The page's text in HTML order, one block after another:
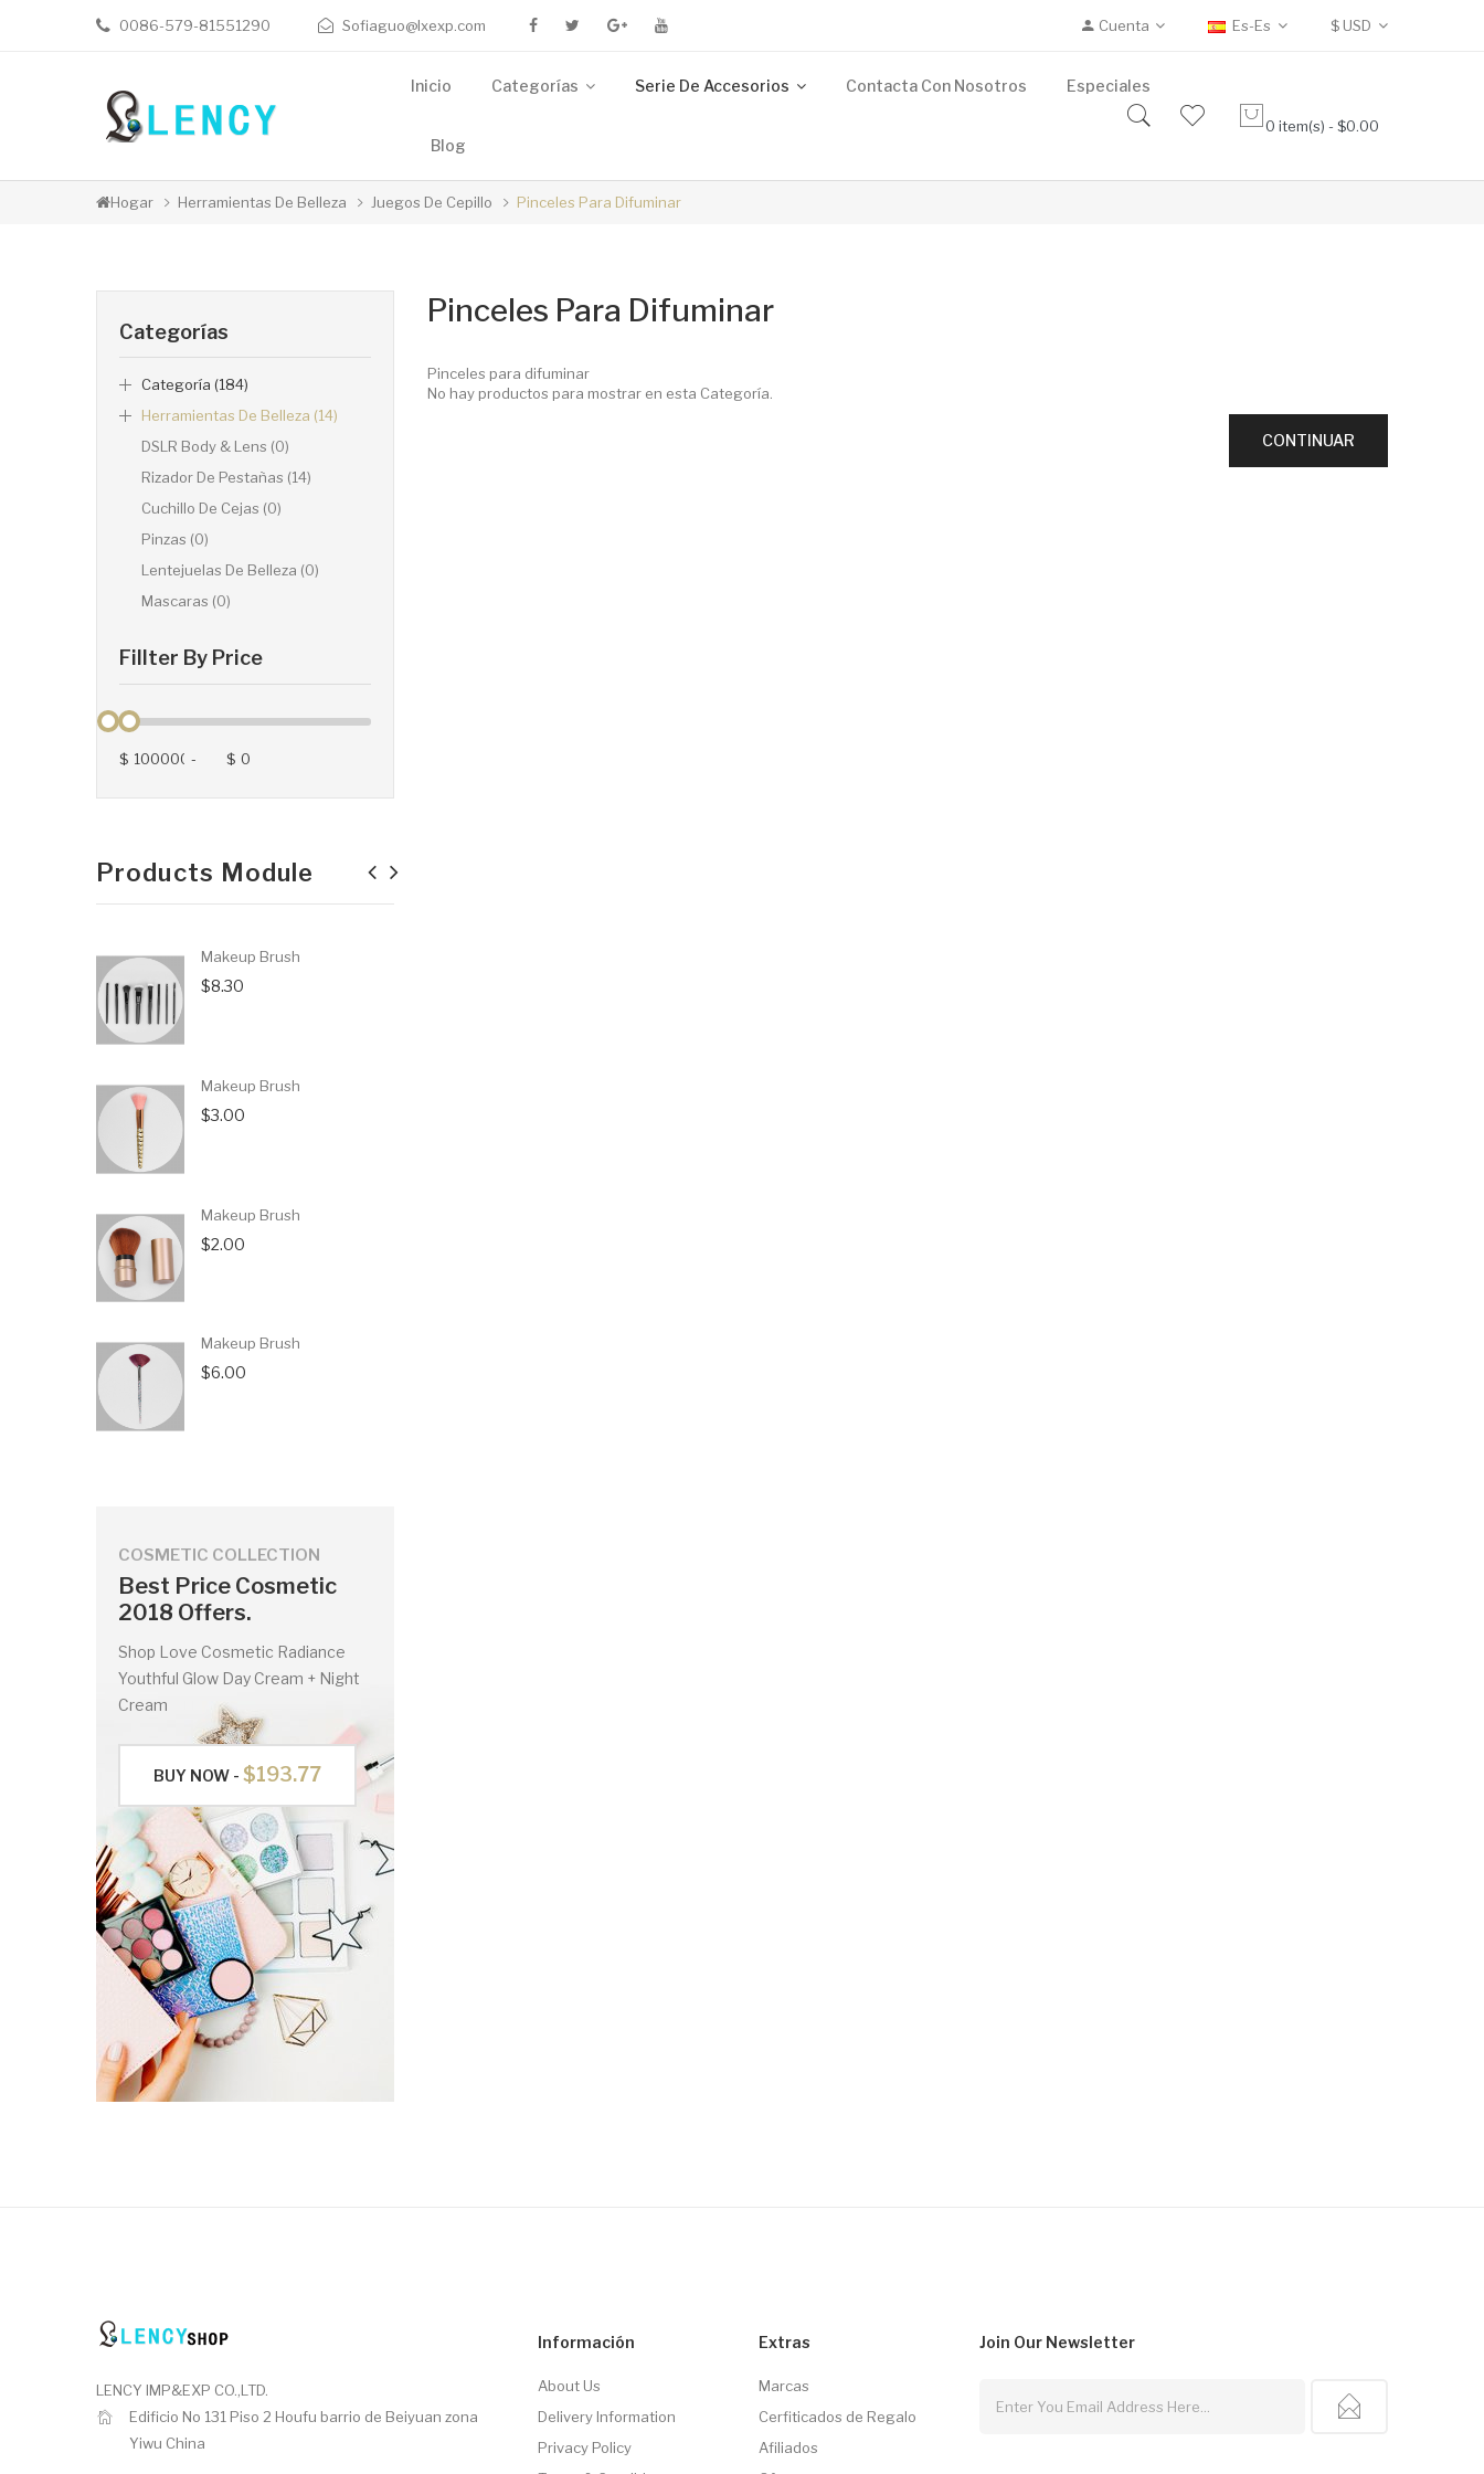
0086-579-81551290 Sofiaguo@lxexp.com Cuenta Es-Es $ USD
Inicio Categorías Serie De Accesorios Contacta Con Nosotros Especiales
Blog
0 item(s) - $0.00
Hogar Herramientas De Belleza Juegos De Cepillo Pinceles Para Difuminar
Fillter By Price
$ - $
Categorías
Categoría (184)
Herramientas De Belleza (14)
DSLR Body & Lens (0)
Rizador De Pestañas (14)
Cuchillo De Cejas (0)
Pinzas (0)
Lentejuelas De Belleza (0)
Mascaras (0)
COSMETIC COLLECTION
Best Price Cosmetic
2018 Offers.
Shop Love Cosmetic Radiance
Youthful Glow Day Cream + Night
Cream
BUY NOW - $193.77
Products Module
Makeup Brush
$8.30
Makeup Brush
$3.00
Makeup Brush
$2.00
Makeup Brush
$6.00
Pinceles Para Difuminar
Pinceles para difuminar
No hay productos para mostrar en esta Categoría.
CONTINUAR
LENCY IMP&EXP CO.,LTD.
Edificio No 131 Piso 2 Houfu barrio de Beiyuan zona
Yiwu China
Información
About Us
Delivery Information
Privacy Policy
Extras
Marcas
Cerfiticados de Regalo
Afiliados
Join Our Newsletter